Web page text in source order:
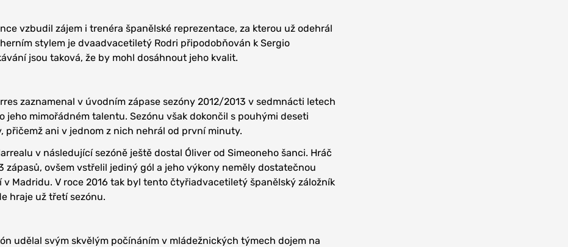
vzbudil zájem i trenéra španělské reprezentace, za kterou už odehrál
stylem je dvaadvacetiletý Rodri připodobňován k Sergio
jsou taková, že by mohl dosáhnout jeho kvalit.
zaznamenal v úvodním zápase sezóny 2012/2013 v sedmnácti letech
jeho mimořádném talentu. Sezónu však dokončil s pouhými deseti
přičemž ani v jednom z nich nehrál od první minuty.
v následující sezóně ještě dostal Óliver od Simeoneho šanci. Hráč
zápasů, ovšem vstřelil jediný gól a jeho výkony neměly dostatečnou
v Madridu. V roce 2016 tak byl tento čtyřiadvacetiletý španělský záložník
hraje už třetí sezónu.
udělal svým skvělým počínáním v mládežnických týmech dojem na